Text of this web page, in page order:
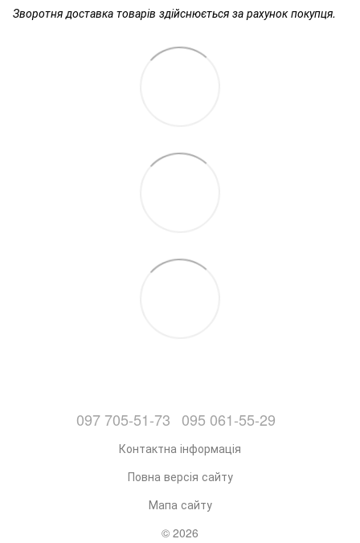
Зворотня доставка товарів здійснюється за рахунок покупця.
097 705-51-73 095 061-55-29
Контактна інформація
Повна версія сайту
Мапа сайту
© 2026